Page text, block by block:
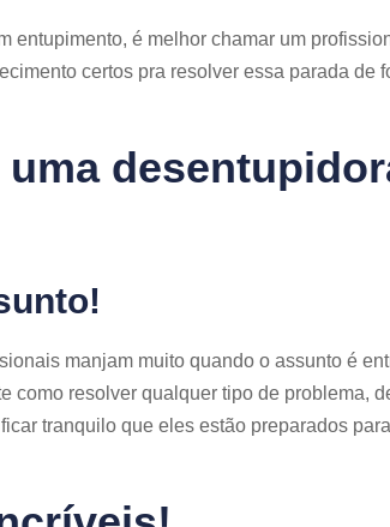
entupimento, é melhor chamar um
certos pra resolver essa parada de
manjam muito quando o assunto é
como resolver qualquer tipo de problema,
tranquilo que eles estão preparados